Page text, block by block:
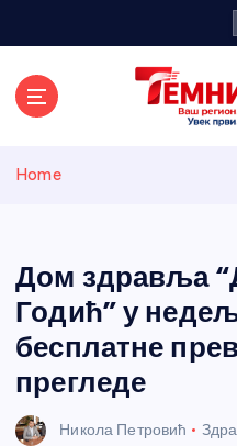
Home
Дом здравља
Годић” у
бесплатне
прегледе
Никола Петровић